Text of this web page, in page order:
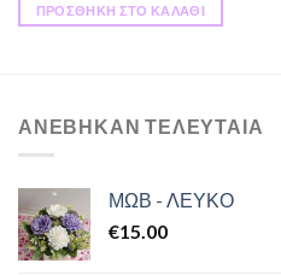
ΠΡΟΣΘΉΚΗ ΣΤΟ ΚΑΛΆΘΙ
ΑΝΕΒΗΚΑΝ ΤΕΛΕΥΤΑΙΑ
ΜΩΒ - ΛΕΥΚΟ
€15.00